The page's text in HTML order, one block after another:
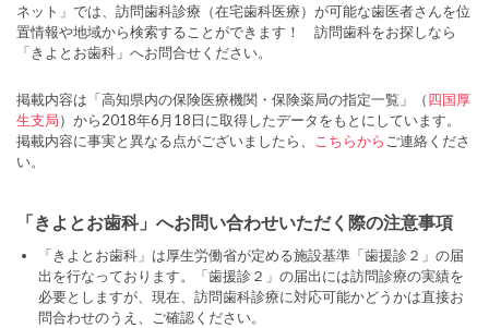
ネット」では、訪問歯科診療（在宅歯科医療）が可能な歯医者さんを位
置情報や地域から検索することができます！ 訪問歯科をお探しなら
「きよとお歯科」へお問合せください。
掲載内容は「高知県内の保険医療機関・保険薬局の指定一覧」（四国厚
生支局）から2018年6月18日に取得したデータをもとにしています。
掲載内容に事実と異なる点がございましたら、
こちらから ご連絡くださ
い。
「きよとお歯科」へお問い合わせいただく際の注意事項
「きよとお歯科」は厚生労働省が定める施設基準「歯援診２」の届
出を行なっております。「歯援診２」の届出には訪問診療の実績を
必要としますが、現在、訪問歯科診療に対応可能かどうかは直接お
問合わせのうえ、ご確認ください。